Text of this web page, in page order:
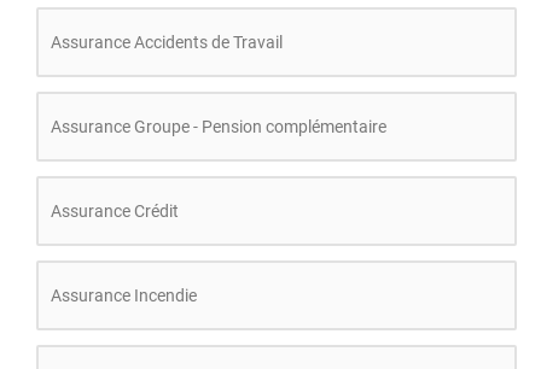
Assurance Accidents de Travail
Assurance Groupe - Pension complémentaire
Assurance Crédit
Assurance Incendie